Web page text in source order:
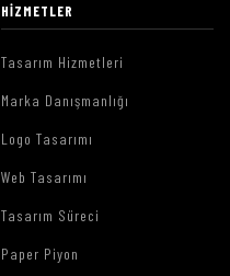
HIZMETLER
Tasarım Hizmetleri
Marka Danışmanlığı
Logo Tasarımı
Web Tasarımı
Tasarım Süreci
Paper Piyon